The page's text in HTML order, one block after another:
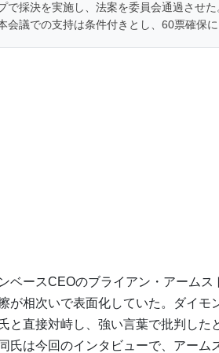
で採決を実施し、法案を委員会通過させ
会議での支持は条件付きとし、60票確保に
ベースCEOのブライアン・アーム
が相次いで表面化していた。ダイモ
と直接対峙し、強い言葉で批判し
氏は今回のインタビューで、アーム